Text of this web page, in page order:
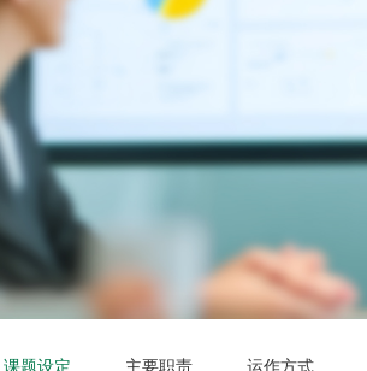
课题设定 主要职责 运作方式